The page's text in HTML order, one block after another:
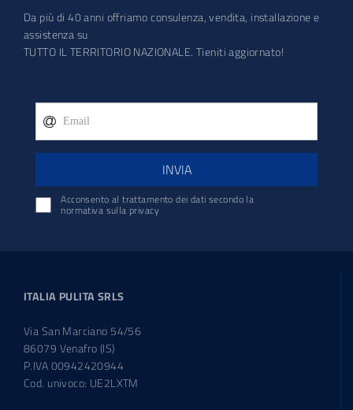
Da più di 40 anni offriamo consulenza, vendita, installazione e
assistenza su
TUTTO IL TERRITORIO NAZIONALE. Tieniti aggiornato!
INVIA
Acconsento al trattamento dei dati secondo la
normativa sulla privacy
ITALIA PULITA SRLS
Via San Marciano 54/56
86079 Venafro (IS)
P.IVA 00942420944
Cod. univoco: UE2LXTM